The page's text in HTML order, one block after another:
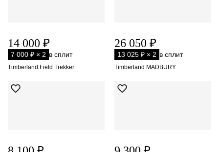
14 000 ₽
7 000 ₽ × 2 в сплит
Timberland Field Trekker
26 050 ₽
13 025 ₽ × 2 в сплит
Timberland MADBURY